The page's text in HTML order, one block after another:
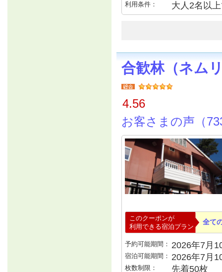
利用条件： 大人2名以
合歓林（ネム
4.56
お客さまの声（
このクーポンが
利用できる宿泊プラン
全て
予約可能期間： 2026年7月
宿泊可能期間： 2026年7月
枚数制限： 先着50枚